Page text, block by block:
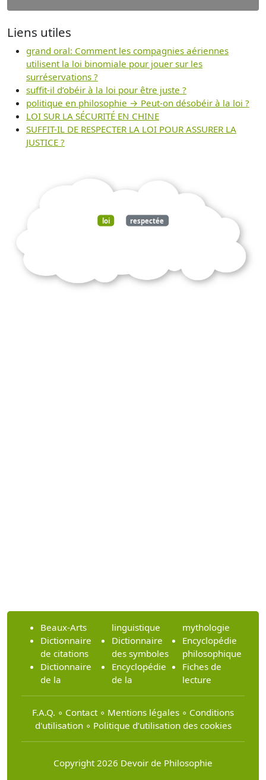
Liens utiles
grand oral: Comment les compagnies aériennes
utilisent la loi binomiale pour jouer sur les
surréservations ?
suffit-il d’obéir à la loi pour être juste ?
politique en philosophie → Peut-on désobéir à la loi ?
LOI SUR LA SÉCURITÉ EN CHINE
SUFFIT-IL DE RESPECTER LA LOI POUR ASSURER LA
JUSTICE ?
loi respectée
Beaux-Arts
Dictionnaire
de citations
Dictionnaire
de la
linguistique
Dictionnaire
des symboles
Encyclopédie
de la
mythologie
Encyclopédie
philosophique
Fiches de
lecture
F.A.Q. ∘ Contact ∘ Mentions légales ∘ Conditions
d'utilisation∘ Politique d’utilisation des cookies
Copyright 2026 Devoir de Philosophie